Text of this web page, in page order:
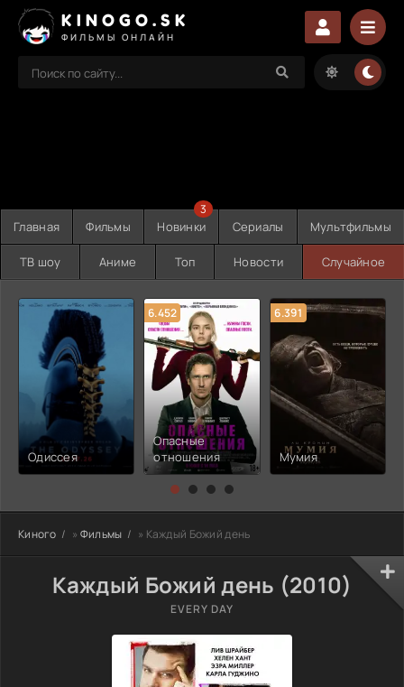
KINOGO.SK
ФИЛЬМЫ ОНЛАЙН
Главная Фильмы Новинки
3
Сериалы Мультфильмы
ТВ шоу Аниме Топ Новости Случайное
Одиссея
6.452
Опасные
отношения
6.391
Мумия
Киного » Фильмы » Каждый Божий день
Каждый Божий день (2010)
EVERY DAY